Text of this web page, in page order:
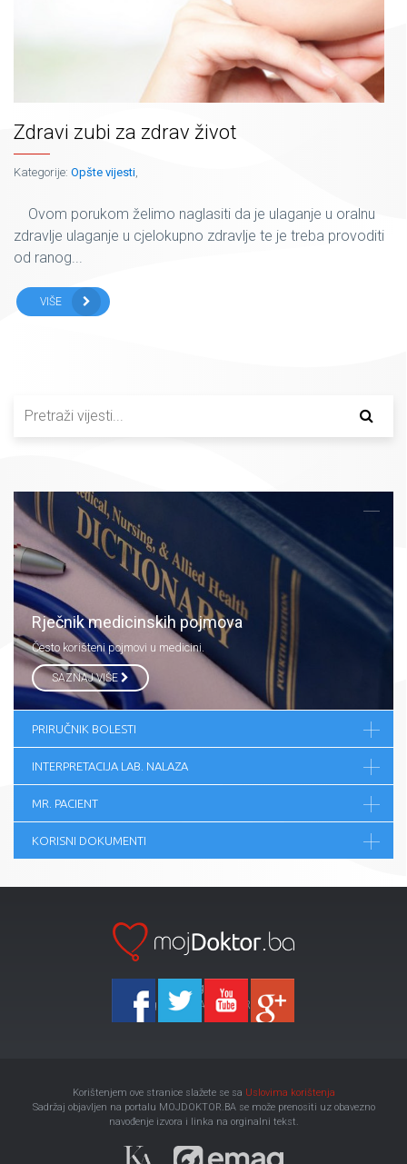
Zdravi zubi za zdrav život
Kategorije: Opšte vijesti,
Ovom porukom želimo naglasiti da je ulaganje u oralnu
zdravlje ulaganje u cjelokupno zdravlje te je treba provoditi
od ranog...
VIŠE
Rječnik medicinskih pojmova
Često korišteni pojmovi u medicini.
SAZNAJ VIŠE
PRIRUČNIK BOLESTI
INTERPRETACIJA LAB. NALAZA
MR. PACIENT
KORISNI DOKUMENTI
Ka-Agencija
Copyright 2026 All Right Reserved
Korištenjem ove stranice slažete se sa Uslovima korištenja
Sadržaj objavljen na portalu MOJDOKTOR.BA se može prenositi uz obavezno
navođenje izvora i linka na orginalni tekst.